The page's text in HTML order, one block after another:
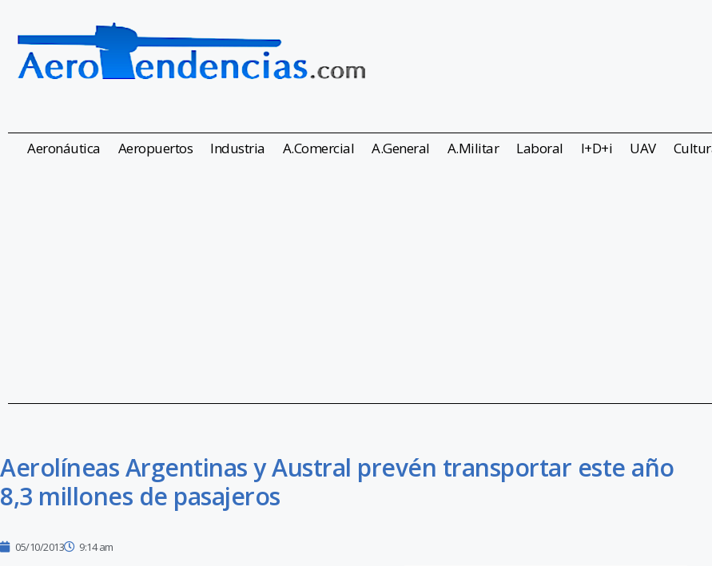
Aeronáutica Aeropuertos Industria A.Comercial A.General A.Militar Laboral I+D+i UAV
Aerolíneas Argentinas y Austral prevén transportar este año
8,3 millones de pasajeros
05/10/2013 9:14 am